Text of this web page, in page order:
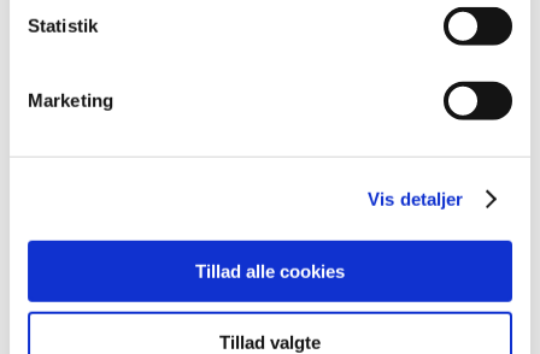
Statistik
Marketing
Vis detaljer
Tillad alle cookies
Tillad valgte
TID
2024 (224)
2018 (150)